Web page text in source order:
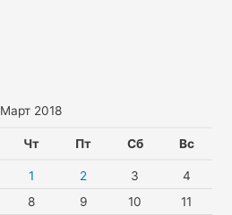
Март 2018
Чт Пт Сб Вс
1 2 3
4
8 9 10 11